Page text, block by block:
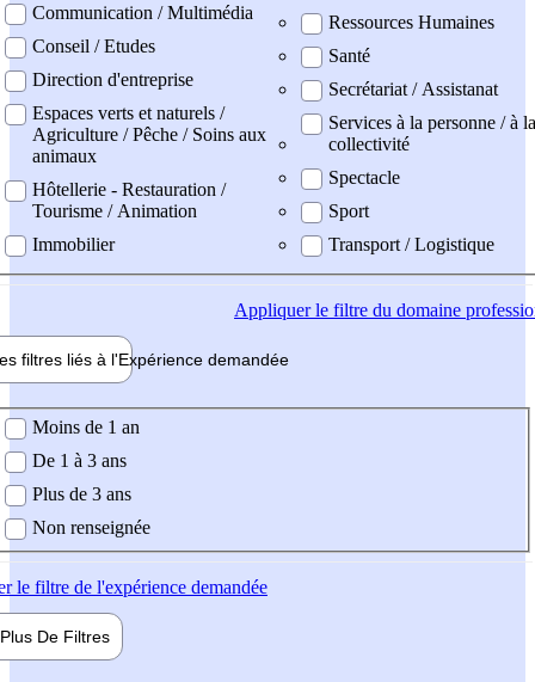
Communication / Multimédia
Conseil / Etudes
Direction d'entreprise
Espaces verts et naturels /
Agriculture / Pêche / Soins aux
animaux
Hôtellerie - Restauration /
Tourisme / Animation
Immobilier
Ressources Humaines
Santé
Secrétariat / Assistanat
Services à la personne / à la
collectivité
Spectacle
Sport
Transport / Logistique
Appliquerle filtre du domaine
filtres liés à l'Expérience demandée
demandée
Moins de 1 an
De 1 à 3 ans
Plus de 3 ans
Non renseignée
le filtre de l'expérience demandée
Plus De Filtres